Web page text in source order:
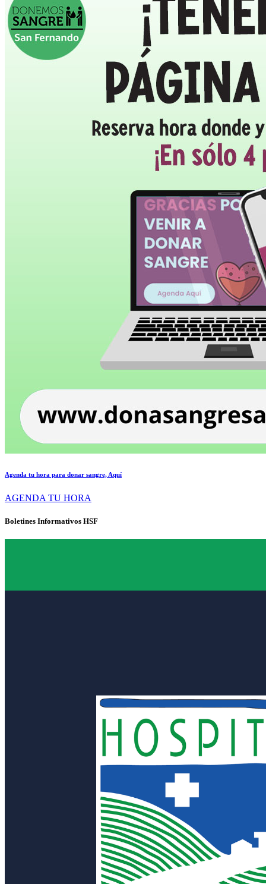
Agenda tu hora para donar sangre, Aquí
AGENDA TU HORA
Boletines Informativos HSF